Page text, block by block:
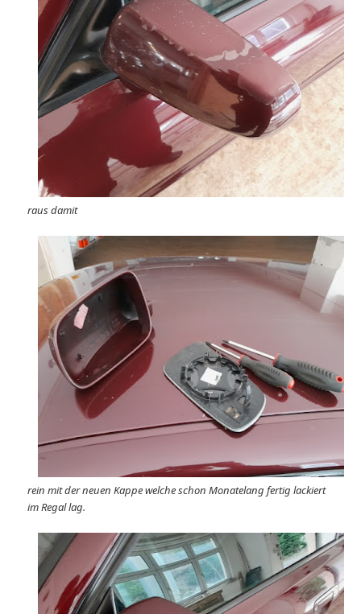
raus damit
rein mit der neuen Kappe welche schon Monatelang fertig lackiert
im Regal lag.